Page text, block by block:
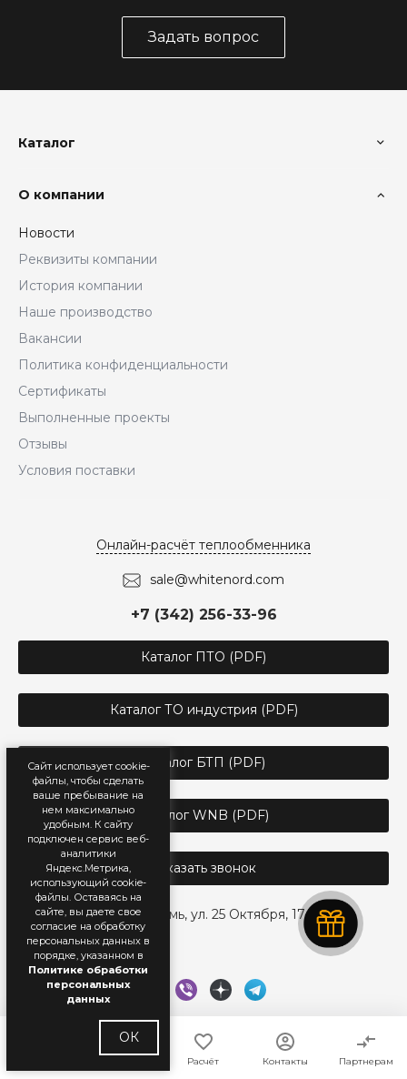
Расчёт Контакты Партнерам
Сайт использует cookie-
файлы, чтобы сделать
ваше пребывание на
нем максимально
удобным. К cайту
подключен сервис веб-
аналитики
Яндекс.Метрика,
использующий cookie-
файлы. Оставаясь на
сайте, вы даете свое
согласие на обработку
персональных данных в
порядке, указанном в
Политике обработки
персональных
данных
ОК
Задать вопрос
Каталог
О компании
Новости
Реквизиты компании
История компании
Наше производство
Вакансии
Политика конфиденциальности
Сертификаты
Выполненные проекты
Отзывы
Условия поставки
Онлайн-расчёт теплообменника
sale@whitenord.com
+7 (342) 256-33-96
г. Пермь, ул. 25 Октября, 17
Каталог ПТО (PDF)
Каталог ТО индустрия (PDF)
Каталог БТП (PDF)
Каталог WNB (PDF)
Заказать звонок